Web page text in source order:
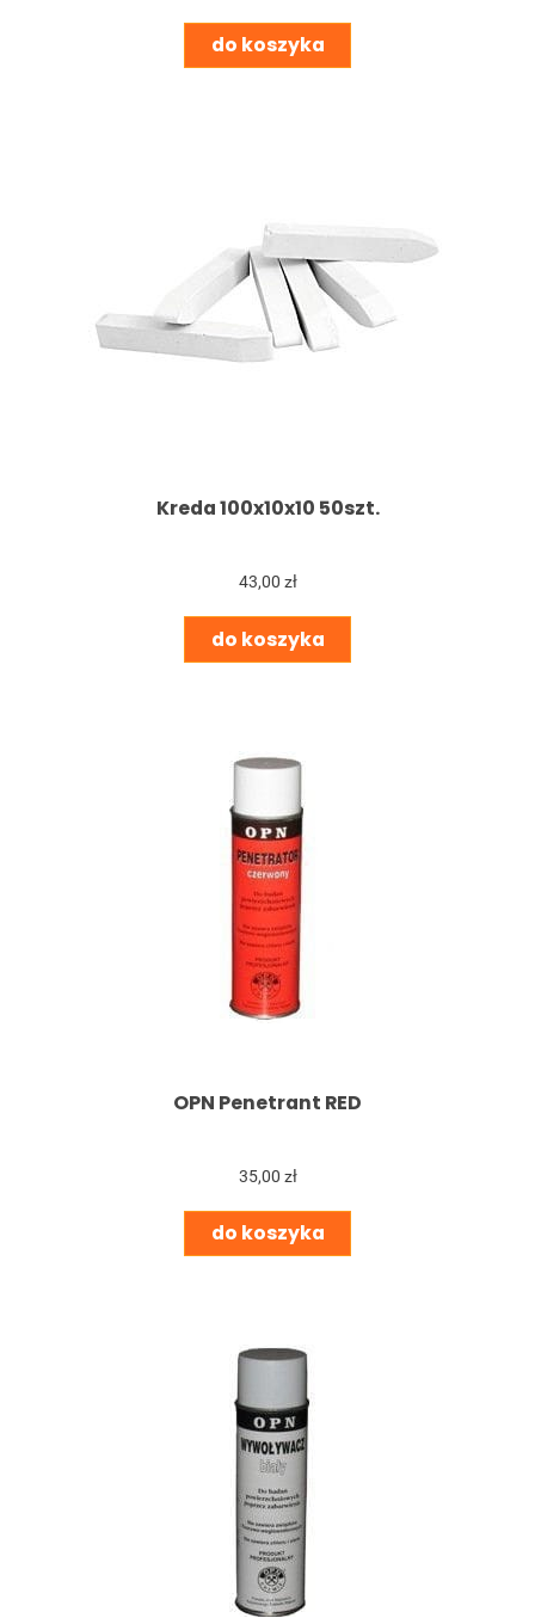
do koszyka
Kreda 100x10x10 50szt.
43,00 zł
do koszyka
OPN Penetrant RED
35,00 zł
do koszyka